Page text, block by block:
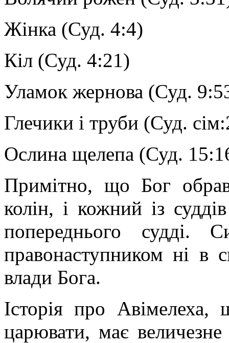
Жінка (Суд. 4:4)
Кіл (Суд. 4:21)
Уламок жернова (Суд.
Глечики і труби (Суд.
Ослина щелепа (Суд.
Примітно, що Бог
колін, і кожний із
попереднього судді.
правонаступником ні в
влади Бога.
Історія про Авімелеха,
царювати, має